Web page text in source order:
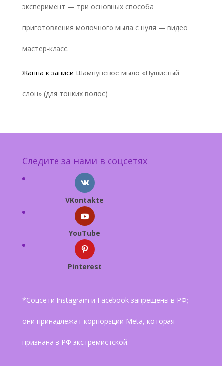
эксперимент — три основных способа
приготовления молочного мыла с нуля — видео
мастер-класс.
Жанна к записи Шампуневое мыло «Пушистый
слон» (для тонких волос)
Следите за нами в соцсетях
VKontakte
YouTube
Pinterest
*Соцсети Instagram и Facebook запрещены в РФ;
они принадлежат корпорации Meta, которая
признана в РФ экстремистской.